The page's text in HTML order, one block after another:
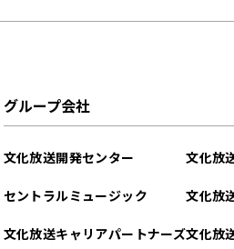
グループ会社
文化放送開発センター
セントラルミュージック
文化放送キャリアパートナーズ
文化放
文化放
文化放